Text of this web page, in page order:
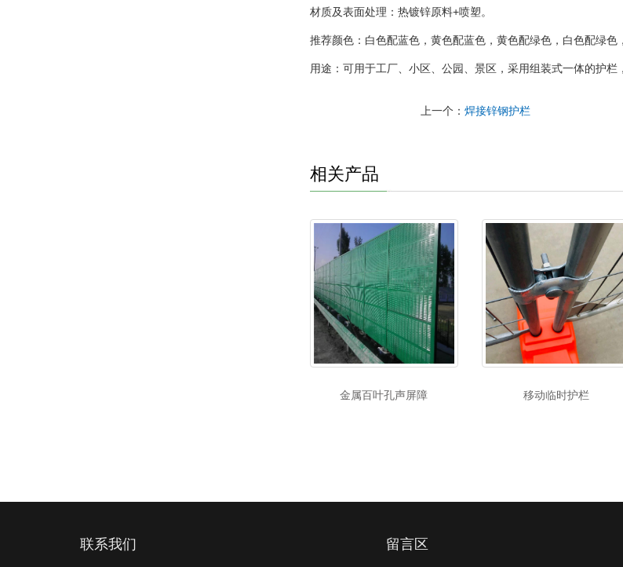
材质及表面处理：热镀锌原料+喷塑。
推荐颜色：白色配蓝色，黄色配蓝色，黄色配绿色，白色配绿色
用途：可用于工厂、小区、公园、景区，采用组装式一体的护栏
上一个：焊接锌钢护栏
相关产品
金属百叶孔声屏障 移动临时护栏
联系我们 留言区